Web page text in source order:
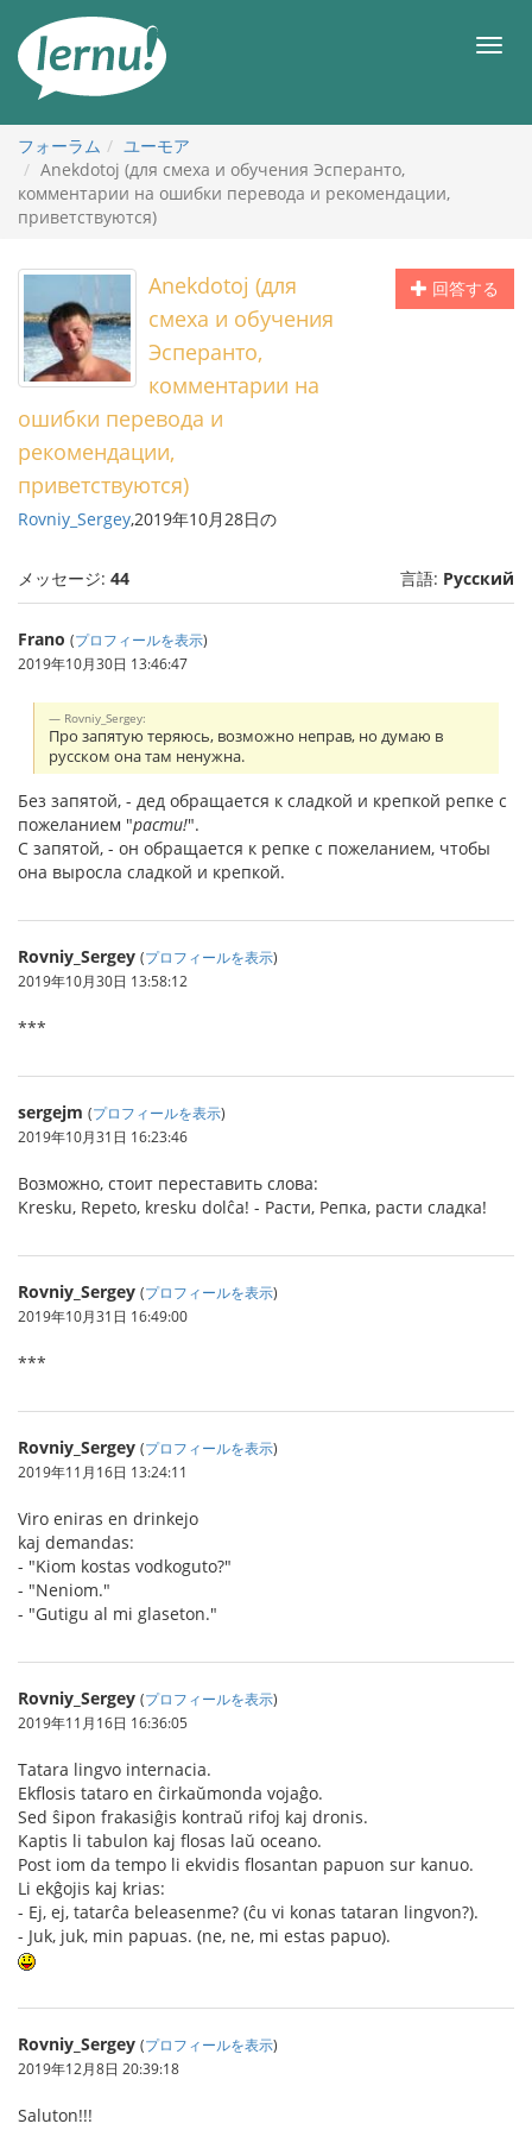
メ
フォーラム
ユーモア
Anekdotoj (для смеха и обучения Эсперанто,
комментарии на ошибки перевода и рекомендации,
приветствуются)
回答する
Anekdotoj (для
смеха и обучения
Эсперанто,
комментарии на
ошибки перевода и
рекомендации,
приветствуются)
Rovniy_Sergey,2019年10月28日の
メッセージ: 44 言語: Русский
Frano (プロフィールを表示)
2019年10月30日 13:46:47
Rovniy_Sergey:
Про запятую теряюсь, возможно неправ, но думаю в
русском она там ненужна.
Без запятой, - дед обращается к сладкой и крепкой репке с
пожеланием "расти!".
С запятой, - он обращается к репке с пожеланием, чтобы
она выросла сладкой и крепкой.
Rovniy_Sergey (プロフィールを表示)
2019年10月30日 13:58:12
***
sergejm (プロフィールを表示)
2019年10月31日 16:23:46
Возможно, стоит переставить слова:
Kresku, Repeto, kresku dolĉa! - Расти, Репка, расти сладка!
Rovniy_Sergey (プロフィールを表示)
2019年10月31日 16:49:00
***
Rovniy_Sergey (プロフィールを表示)
2019年11月16日 13:24:11
Viro eniras en drinkejo
kaj demandas:
- "Kiom kostas vodkoguto?"
- "Neniom."
- "Gutigu al mi glaseton."
Rovniy_Sergey (プロフィールを表示)
2019年11月16日 16:36:05
Tatara lingvo internacia.
Ekflosis tataro en ĉirkaŭmonda vojaĝo.
Sed ŝipon frakasiĝis kontraŭ rifoj kaj dronis.
Kaptis li tabulon kaj flosas laŭ oceano.
Post iom da tempo li ekvidis flosantan papuon sur kanuo.
Li ekĝojis kaj krias:
- Ej, ej, tatarĉa beleasenme? (ĉu vi konas tataran lingvon?).
- Juk, juk, min papuas. (ne, ne, mi estas papuo).
Rovniy_Sergey (プロフィールを表示)
2019年12月8日 20:39:18
Saluton!!!